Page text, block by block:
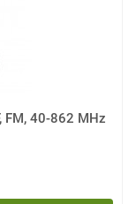
FM, 40-862 MHz